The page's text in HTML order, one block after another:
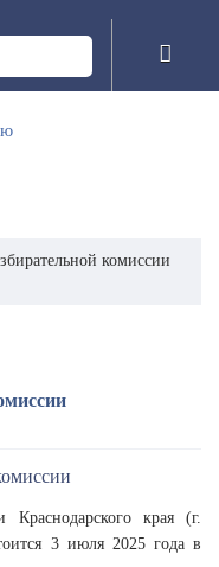
комиссии
Краснодарского края (г.
3 июля 2025 года в